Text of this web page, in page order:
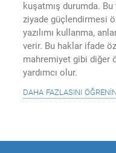
kuşatmış durumda.
ziyade güçlendirmesi
yazılımı kullanma,
verir. Bu haklar ifade
mahremiyet gibi diğer
yardımcı olur.
daha fazlasını öğrenin